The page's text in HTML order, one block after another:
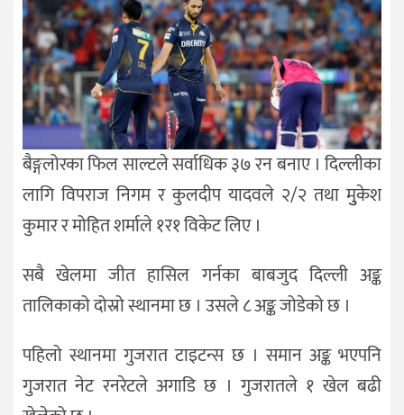
बैङ्गलोरका फिल साल्टले सर्वाधिक ३७ रन बनाए । दिल्लीका
लागि विपराज निगम र कुलदीप यादवले २/२ तथा मुुकेश
कुमार र मोहित शर्माले १र१ विकेट लिए ।
सबै खेलमा जीत हासिल गर्नका बाबजुद दिल्ली अङ्क
तालिकाको दोस्रो स्थानमा छ । उसले ८ अङ्क जोडेको छ ।
पहिलो स्थानमा गुजरात टाइटन्स छ । समान अङ्क भएपनि
गुजरात नेट रनरेटले अगाडि छ । गुजरातले १ खेल बढी